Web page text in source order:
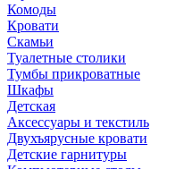
Комоды
Кровати
Скамьи
Туалетные столики
Тумбы прикроватные
Шкафы
Детская
Аксессуары и текстиль
Двухъярусные кровати
Детские гарнитуры